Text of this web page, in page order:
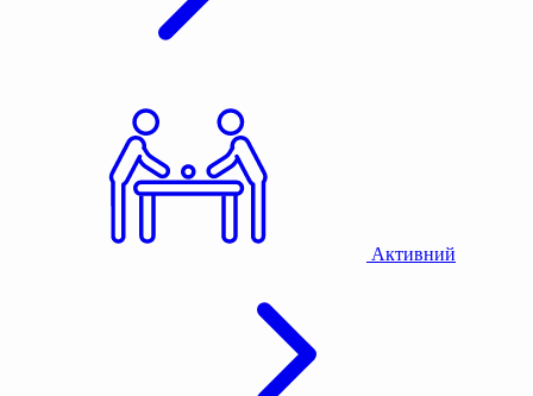
Активний